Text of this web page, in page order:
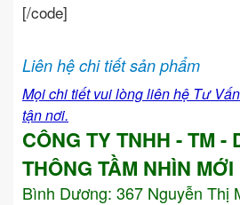
[/code]
Liên hệ chi tiết sản phẩm
Mọi chi tiết vui lòng liên hệ Tư
tận nơi.
CÔNG TY TNHH - TM -
THÔNG TẦM NHÌN MỚI
Bình Dương: 367 Nguyễn Thị